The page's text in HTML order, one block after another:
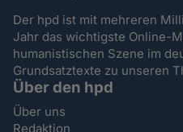
Der hpd ist mit mehreren
Jahr das wichtigste Online-
humanistischen Szene im
Grundsatztexte zu unseren
Über den hpd
Über uns
Redaktion